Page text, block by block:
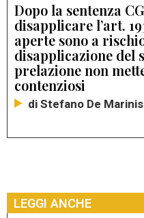
Dopo la sentenza
disapplicare l’art.
aperte sono a
disapplicazione del
prelazione non
contenziosi
di Stefano De Marinis
LEGGI ANCHE